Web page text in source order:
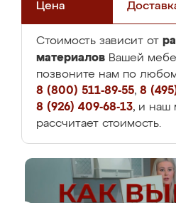
Цена
Стоимость зависит от
материалов Вашей
позвоните нам по
8 (800) 511-89-55, 8
8 (926) 409-68-13, и наш
рассчитает стоимость.